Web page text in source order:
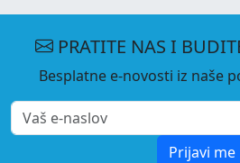
PRATITE NAS I
Besplatne e-novosti iz naše
Prijavi me